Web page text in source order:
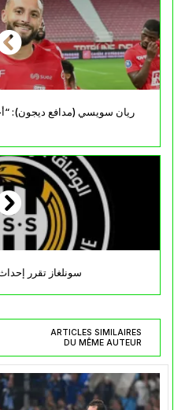
ريان سويسي (مدافع ديجون):
سونلغاز تقرر
ARTICLES SIMILAIRES
DU MÊME AUTEUR